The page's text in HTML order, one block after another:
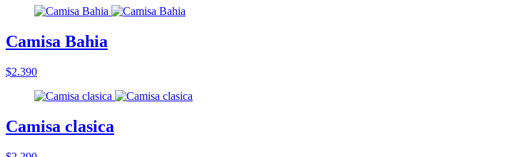
Camisa Bahia
$2.390
Camisa clasica